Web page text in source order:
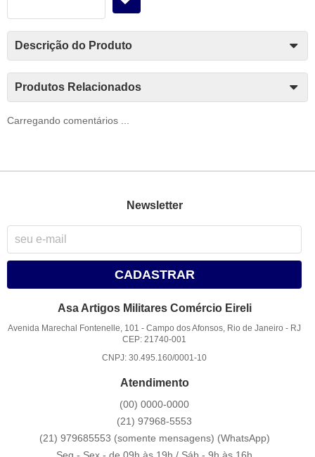
Descrição do Produto
Produtos Relacionados
Carregando comentários ...
Newsletter
CADASTRAR
Asa Artigos Militares Comércio Eireli
Avenida Marechal Fontenelle, 101 -Campo dos Afonsos, Rio de Janeiro - RJ
CEP: 21740-001
CNPJ: 30.495.160/0001-10
Atendimento
(00) 0000-0000
(21) 97968-5553
(21) 979685553 (somente mensagens) (WhatsApp)